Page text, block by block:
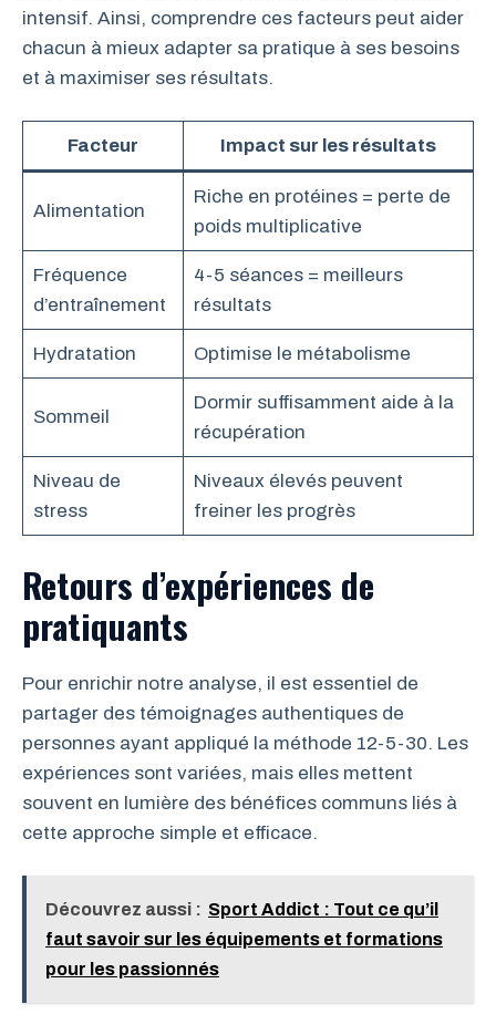
intensif. Ainsi, comprendre ces facteurs peut aider
chacun à mieux adapter sa pratique à ses besoins
et à maximiser ses résultats.
Facteur Impact sur les résultats
Alimentation
Riche en protéines = perte de
poids multiplicative
Fréquence
d’entraînement
4-5 séances = meilleurs
résultats
Hydratation Optimise le métabolisme
Sommeil
Dormir suffisamment aide à la
récupération
Niveau de
stress
Niveaux élevés peuvent
freiner les progrès
Retours d’expériences de
pratiquants
Pour enrichir notre analyse, il est essentiel de
partager des témoignages authentiques de
personnes ayant appliqué la méthode 12-5-30. Les
expériences sont variées, mais elles mettent
souvent en lumière des bénéfices communs liés à
cette approche simple et efficace.
Découvrez aussi : Sport Addict : Tout ce qu’il
faut savoir sur les équipements et formations
pour les passionnés